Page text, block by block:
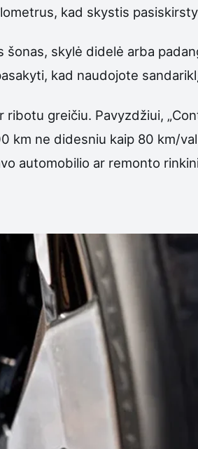
kad skystis
skylė didelė arba
kad naudojote
greičiu. Pavyzdžiui,
km ne didesniu kaip 80 km/
automobilio ar remonto